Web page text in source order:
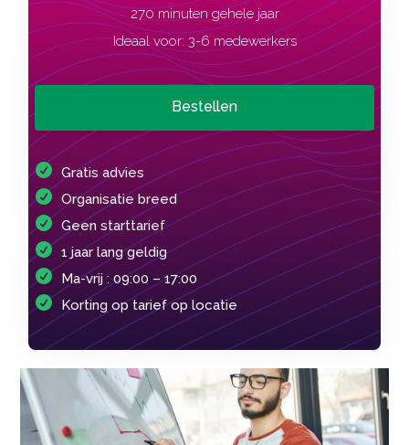
270 minuten gehele jaar
Ideaal voor: 3-6 medewerkers
Bestellen
Gratis advies
Organisatie breed
Geen starttarief
1 jaar lang geldig
Ma-vrij : 09:00 – 17:00
Korting op tarief op locatie